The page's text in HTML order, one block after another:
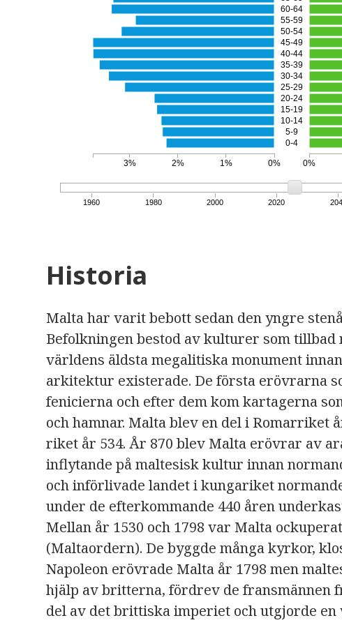
0-4
5-9
10-14
15-19
20-24
25-29
30-34
35-39
40-44
45-49
50-54
55-59
60-64
0%
1%
2%
3% 0%
1960 1980 2000 2020
Historia
Malta har varit bebott sedan den yngre
Befolkningen bestod av kulturer som tillbad
världens äldsta megalitiska monument
arkitektur existerade. De första erövrarna
fenicierna och efter dem kom kartagerna
och hamnar. Malta blev en del i Romarriket
riket år 534. År 870 blev Malta erövrar av
inflytande på maltesisk kultur innan
och införlivade landet i kungariket
under de efterkommande 440 åren
Mellan år 1530 och 1798 var Malta
(Maltaordern). De byggde många kyrkor,
Napoleon erövrade Malta år 1798 men
hjälp av britterna, fördrev de fransmännen
del av det brittiska imperiet och utgjorde